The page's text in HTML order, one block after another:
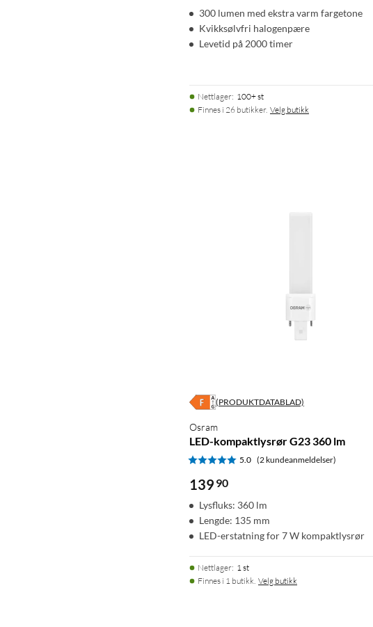
300 lumen med ekstra varm fargetone
Kvikksølvfri halogenpære
Levetid på 2000 timer
Nettlager: 100+ st
Finnes i 26 butikker. Velg butikk
(PRODUKTDATABLAD)
Osram
LED-kompaktlysrør G23 360 lm
5.0 (2 kundeanmeldelser)
139 90
Lysfluks: 360 lm
Lengde: 135 mm
LED-erstatning for 7 W kompaktlysrør
Nettlager: 1 st
Finnes i 1 butikk. Velg butikk